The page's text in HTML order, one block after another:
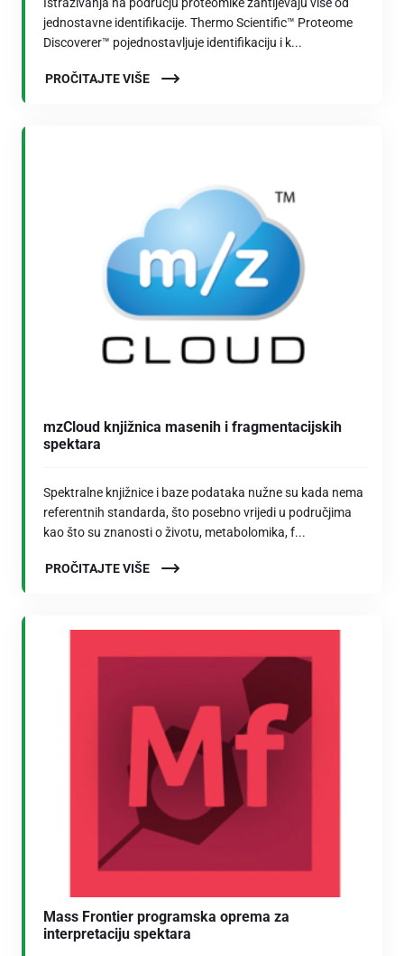
Istraživanja na području proteomike zahtijevaju više od
jednostavne identifikacije. Thermo Scientific™ Proteome
Discoverer™ pojednostavljuje identifikaciju i k...
PROČITAJTE VIŠE
mzCloud knjižnica masenih i fragmentacijskih
spektara
Spektralne knjižnice i baze podataka nužne su kada nema
referentnih standarda, što posebno vrijedi u područjima
kao što su znanosti o životu, metabolomika, f...
PROČITAJTE VIŠE
Mass Frontier programska oprema za
interpretaciju spektara